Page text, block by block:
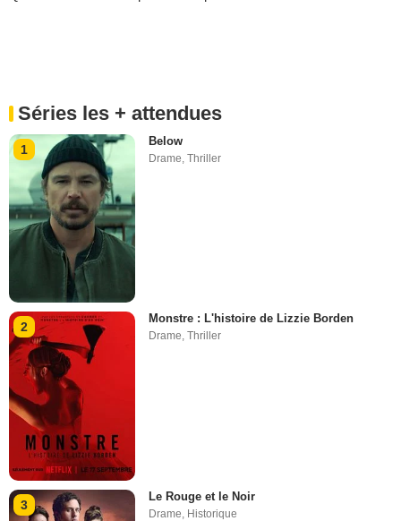
Séries les + attendues
1
Below
Drame,Thriller
2
Monstre : L'histoire de Lizzie Borden
Drame,Thriller
3
Le Rouge et le Noir
Drame Historique